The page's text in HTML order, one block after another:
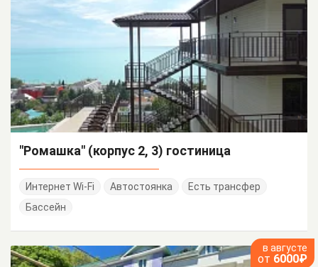
"Ромашка" (корпус 2, 3) гостиница
Интернет Wi-Fi Автостоянка
Есть трансфер
Бассейн
в августе
от 6000₽